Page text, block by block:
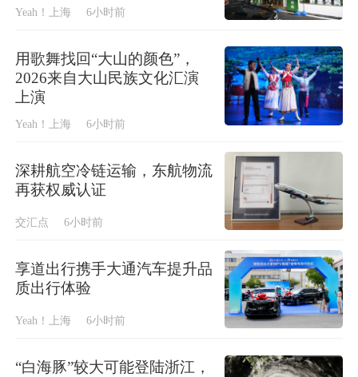
Yeah！上海 6小时前
用歌舞找回“大山的颜色”，
2026来自大山民族文化汇演
上演
Yeah！上海 6小时前
深耕航空冷链运输，东航物流
再获权威认证
交汇点 6小时前
享道出行携手大通汽车提升品
质出行体验
Yeah！上海 6小时前
“白海豚”较大可能登陆浙江，